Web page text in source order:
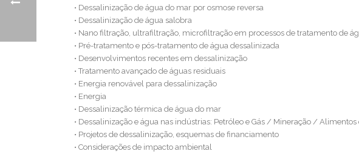
• Dessalinização de água do mar por osmose reversa
• Dessalinização de água salobra
• Nano filtração, ultrafiltração, microfiltração em processos de tratamento de
• Pré-tratamento e pós-tratamento de água dessalinizada
• Desenvolvimentos recentes em dessalinização
• Tratamento avançado de águas residuais
• Energia renovável para dessalinização
• Energia
• Dessalinização térmica de água do mar
• Dessalinização e água nas indústrias: Petróleo e Gás / Mineração / Alimentos
• Projetos de dessalinização, esquemas de financiamento
• Considerações de impacto ambiental